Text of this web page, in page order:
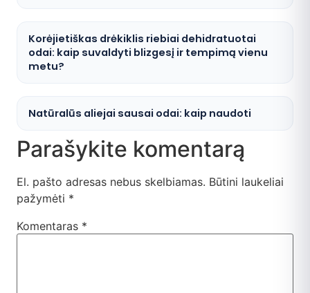
Korėjietiškas drėkiklis riebiai dehidratuotai
odai: kaip suvaldyti blizgesį ir tempimą vienu
metu?
Natūralūs aliejai sausai odai: kaip naudoti
Parašykite komentarą
El. pašto adresas nebus skelbiamas. Būtini laukeliai
pažymėti *
Komentaras *